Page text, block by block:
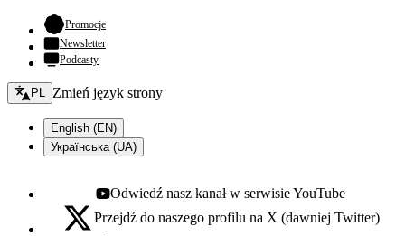
Promocje- otwiera się w nowej karcie
Newsletter
Podcasty
Zmień język - bieżący:
PL Zmień język strony
English (EN)
Українська (UA)
Youtube - otwiera się w nowej karcie
Odwiedź nasz kanał w serwisie YouTube
X - otwiera się w nowej karcie
Przejdź do naszego profilu na X (dawniej Twitter)